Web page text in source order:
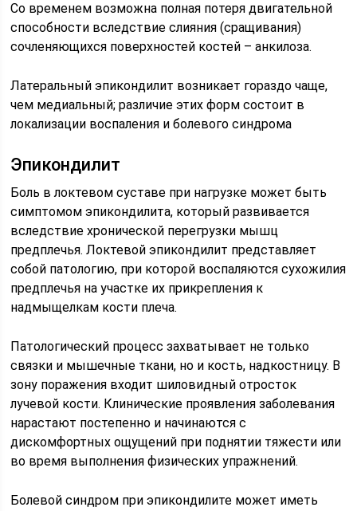
Со временем возможна полная потеря двигательной
способности вследствие слияния (сращивания)
сочленяющихся поверхностей костей – анкилоза.
Латеральный эпикондилит возникает гораздо чаще,
чем медиальный; различие этих форм состоит в
локализации воспаления и болевого синдрома
Эпикондилит
Боль в локтевом суставе при нагрузке может быть
симптомом эпикондилита, который развивается
вследствие хронической перегрузки мышц
предплечья. Локтевой эпикондилит представляет
собой патологию, при которой воспаляются сухожилия
предплечья на участке их прикрепления к
надмыщелкам кости плеча.
Патологический процесс захватывает не только
связки и мышечные ткани, но и кость, надкостницу. В
зону поражения входит шиловидный отросток
лучевой кости. Клинические проявления заболевания
нарастают постепенно и начинаются с
дискомфортных ощущений при поднятии тяжести или
во время выполнения физических упражнений.
Болевой синдром при эпикондилите может иметь